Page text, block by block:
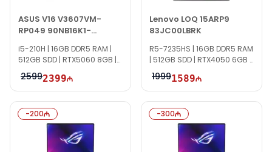
ASUS V16 V3607VM-
RP049 90NB16K1-
M003U0
i5-210H | 16GB DDR5 RAM |
512GB SDD | RTX5060 8GB |
16" WUXGA | 144Hz
25992399
Lenovo LOQ 15ARP9
83JC00LBRK
R5-7235HS | 16GB DDR5 RAM
| 512GB SDD | RTX4050 6GB |
16" FHD | 144Hz
19991589
-200 -300